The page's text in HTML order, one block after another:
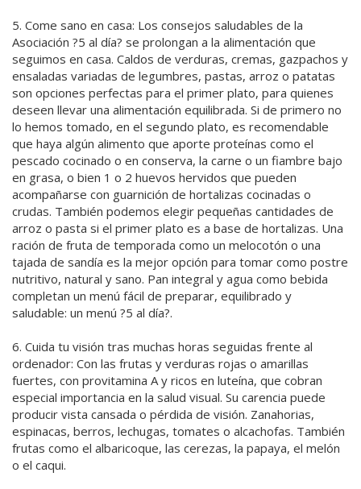
5. Come sano en casa: Los consejos saludables de la
Asociación ?5 al día? se prolongan a la alimentación que
seguimos en casa. Caldos de verduras, cremas, gazpachos y
ensaladas variadas de legumbres, pastas, arroz o patatas
son opciones perfectas para el primer plato, para quienes
deseen llevar una alimentación equilibrada. Si de primero no
lo hemos tomado, en el segundo plato, es recomendable
que haya algún alimento que aporte proteínas como el
pescado cocinado o en conserva, la carne o un fiambre bajo
en grasa, o bien 1 o 2 huevos hervidos que pueden
acompañarse con guarnición de hortalizas cocinadas o
crudas. También podemos elegir pequeñas cantidades de
arroz o pasta si el primer plato es a base de hortalizas. Una
ración de fruta de temporada como un melocotón o una
tajada de sandía es la mejor opción para tomar como postre
nutritivo, natural y sano. Pan integral y agua como bebida
completan un menú fácil de preparar, equilibrado y
saludable: un menú ?5 al día?.
6. Cuida tu visión tras muchas horas seguidas frente al
ordenador: Con las frutas y verduras rojas o amarillas
fuertes, con provitamina A y ricos en luteína, que cobran
especial importancia en la salud visual. Su carencia puede
producir vista cansada o pérdida de visión. Zanahorias,
espinacas, berros, lechugas, tomates o alcachofas. También
frutas como el albaricoque, las cerezas, la papaya, el melón
o el caqui.